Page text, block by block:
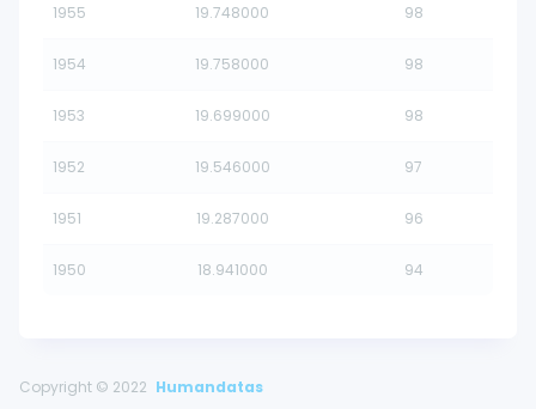
1955 19.748000 98
1954 19.758000 98
1953 19.699000 98
1952 19.546000 97
1951 19.287000 96
1950 18.941000 94
Copyright © 2022 Humandatas